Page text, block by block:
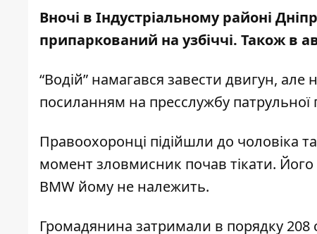
Вночі в Індустріальному районі
припаркований на узбіччі. Такожв
“Водій” намагався завести двигун,
посиланням на пресслужбу патрульної
Правоохоронці підійшли до
момент зловмисник почав тікати.
BMW йому не належить.
Громадянина затримали в порядку 208